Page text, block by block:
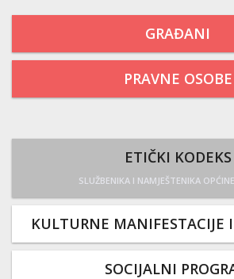
GRAĐANI
PRAVNE OSOBE
ETIČKI KODEKS
SLUŽBENIKA I NAMJEŠTENIKA
KULTURNE MANIFESTACIJE
SOCIJALNI